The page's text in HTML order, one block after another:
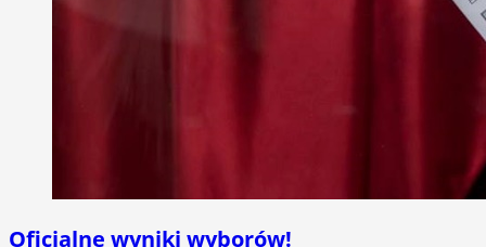
Oficjalne wyniki wyborów!